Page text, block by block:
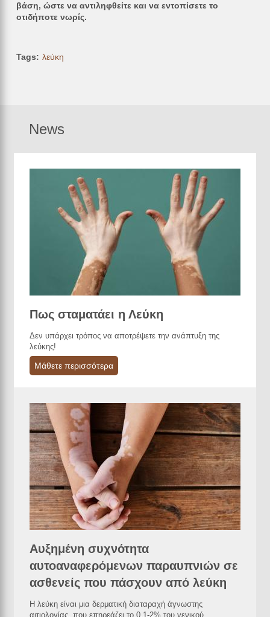
βάση, ώστε να αντιληφθείτε και να εντοπίσετε το
οτιδήποτε νωρίς.
Tags λεύκη
News
Πως σταματάει η Λεύκη
Δεν υπάρχει τρόπος να αποτρέψετε την ανάπτυξη της
λεύκης!
Μάθετε περισσότερα
Αυξημένη συχνότητα
αυτοαναφερόμενων παραυπνιών σε
ασθενείς που πάσχουν από λεύκη
Η λεύκη είναι μια δερματική διαταραχή άγνωστης
αιτιολογίας, που επηρεάζει το 0,1-2% του γενικού